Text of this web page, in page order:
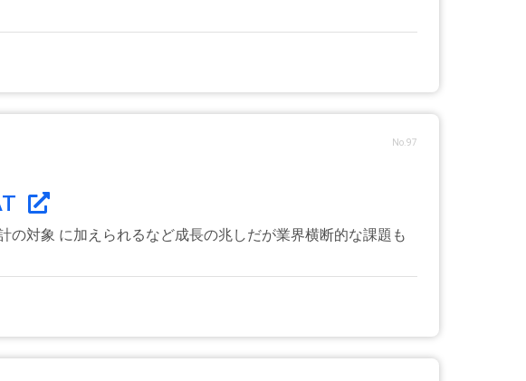
No.97
対象 に加えられるなど成長の兆しだが業界横断的な課題も